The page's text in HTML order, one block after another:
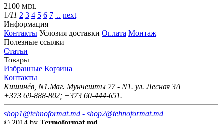
2100 MDL
1/11 2 3 4 5 6 7 ... next
Информация
Контакты Условия доставки Оплата Монтаж
Полезные ссылки
Статьи
Товары
Избранные Корзина
Контакты
Кишинёв, N1.Маг. Мунчешты 77 - N1. ул. Лесная 3А
+373 69-888-802; +373 60-444-651.
shop1@tehnoformat.md - shop2@tehnoformat.md
© 2014 by Termoformat.md